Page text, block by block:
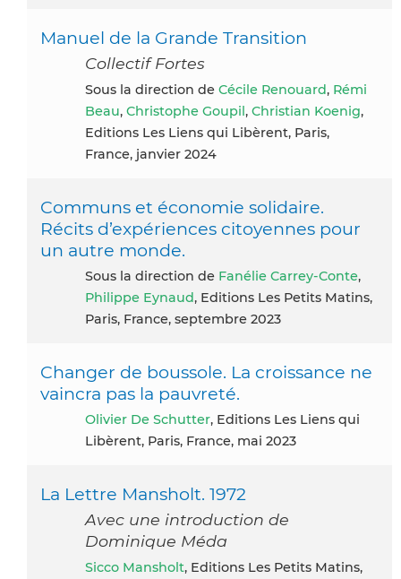
Manuel de la Grande Transition
Collectif Fortes
Sous la direction de Cécile Renouard, Rémi
Beau, Christophe Goupil, Christian Koenig,
Editions Les Liens qui Libèrent, Paris,
France, janvier 2024
Communs et économie solidaire.
Récits d’expériences citoyennes pour
un autre monde.
Sous la direction de Fanélie Carrey-Conte,
Philippe Eynaud, Editions Les Petits Matins,
Paris, France, septembre 2023
Changer de boussole. La croissance ne
vaincra pas la pauvreté.
Olivier De Schutter, Editions Les Liens qui
Libèrent, Paris, France, mai 2023
La Lettre Mansholt. 1972
Avec une introduction de
Dominique Méda
Sicco Mansholt, Editions Les Petits Matins,